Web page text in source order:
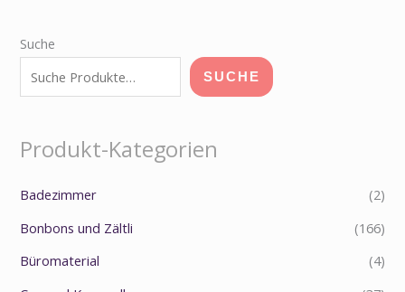
Suche
SUCHE
Produkt-Kategorien
Badezimmer
(2)
Bonbons und Zältli
(166)
Büromaterial
(4)